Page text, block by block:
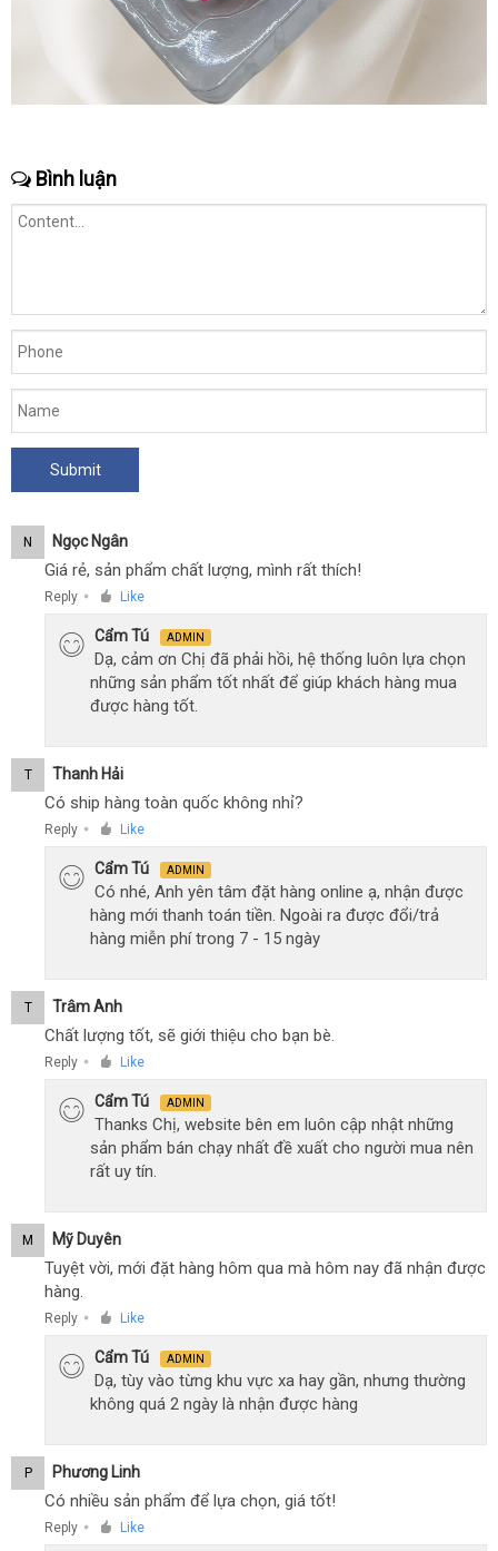
Bình luận
N Ngọc Ngân
Giá rẻ, sản phẩm chất lượng, mình rất thích!
Reply ● Like
Cẩm Tú ADMIN
Dạ, cảm ơn Chị đã phải hồi, hệ thống luôn lựa chọn
những sản phẩm tốt nhất để giúp khách hàng mua
được hàng tốt.
T Thanh Hải
Có ship hàng toàn quốc không nhỉ?
Reply ● Like
Cẩm Tú ADMIN
Có nhé, Anh yên tâm đặt hàng online ạ, nhận được
hàng mới thanh toán tiền. Ngoài ra được đổi/trả
hàng miễn phí trong 7 - 15 ngày
T Trâm Anh
Chất lượng tốt, sẽ giới thiệu cho bạn bè.
Reply ● Like
Cẩm Tú ADMIN
Thanks Chị, website bên em luôn cập nhật những
sản phẩm bán chạy nhất đề xuất cho người mua nên
rất uy tín.
M Mỹ Duyên
Tuyệt vời, mới đặt hàng hôm qua mà hôm nay đã nhận được
hàng.
Reply ● Like
Cẩm Tú ADMIN
Dạ, tùy vào từng khu vực xa hay gần, nhưng thường
không quá 2 ngày là nhận được hàng
P Phương Linh
Có nhiều sản phẩm để lựa chọn, giá tốt!
Reply ● Like